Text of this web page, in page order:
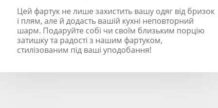
Цей фартук не лише захистить вашу одяг від бризок
і плям, але й додасть вашій кухні неповторний
шарм. Подаруйте собі чи своїм близьким порцію
затишку та радості з нашим фартуком,
стилізованим під ваші уподобання!